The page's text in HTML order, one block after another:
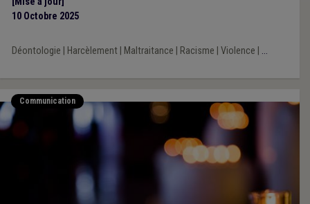
10 Octobre 2025
Déontologie Harcèlement| Maltraitance Racisme Violence ...
Communication